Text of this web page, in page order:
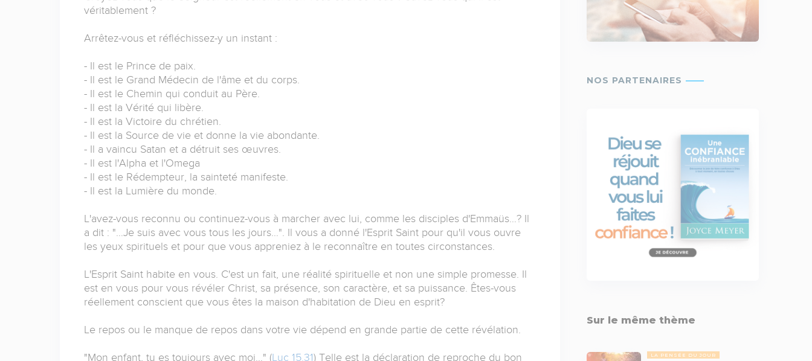
véritablement ?
Arrêtez-vous et réfléchissez-y un instant :
- Il est le Prince de paix.
- Il est le Grand Médecin de l'âme et du corps.
- Il est le Chemin qui conduit au Père.
- Il est la Vérité qui libère.
- Il est la Victoire du chrétien.
- Il est la Source de vie et donne la vie abondante.
- Il a vaincu Satan et a détruit ses œuvres.
- Il est l'Alpha et l'Omega
- Il est le Rédempteur, la sainteté manifeste.
- Il est la Lumière du monde.
L'avez-vous reconnu ou continuez-vous à marcher avec lui, comme les disciples d'Emmaüs…? Il
a dit : "…Je suis avec vous tous les jours…". Il vous a donné l'Esprit Saint pour qu'il vous ouvre
les yeux spirituels et pour que vous appreniez à le reconnaître en toutes circonstances.
L'Esprit Saint habite en vous. C'est un fait, une réalité spirituelle et non une simple promesse. Il
est en vous pour vous révéler Christ, sa présence, son caractère, et sa puissance. Êtes-vous
réellement conscient que vous êtes la maison d'habitation de Dieu en esprit?
Le repos ou le manque de repos dans votre vie dépend en grande partie de cette révélation.
"Mon enfant, tu es toujours avec moi…" (Luc 15.31) Telle est la déclaration de reproche du bon
Sur le même thème
LA PENSÉE DU JOUR